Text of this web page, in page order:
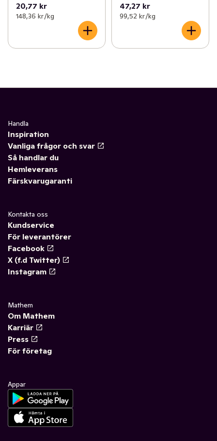
20,77 kr
148,36 kr /kg
47,27 kr
99,52 kr /kg
Handla
Inspiration
Vanliga frågor och svar
Så handlar du
Hemleverans
Färskvarugaranti
Kontakta oss
Kundservice
För leverantörer
Facebook
X (f.d Twitter)
Instagram
Mathem
Om Mathem
Karriär
Press
För företag
Appar